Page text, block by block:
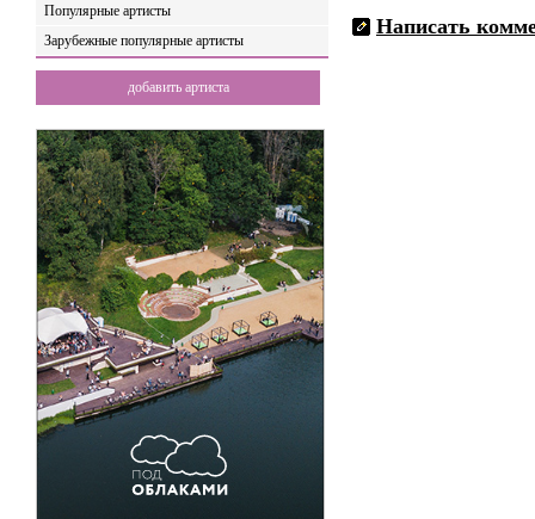
Популярные артисты
Зарубежные популярные артисты
добавить артиста
Написать